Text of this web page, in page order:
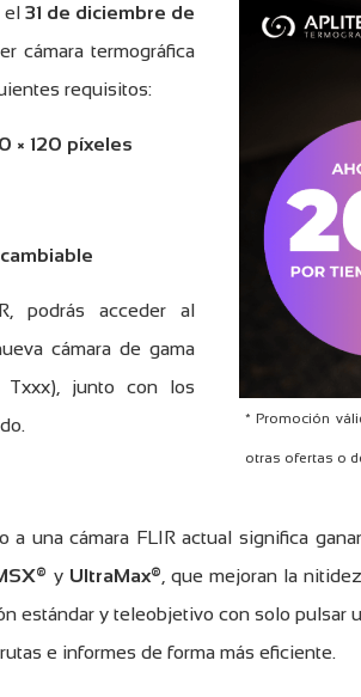
el 31 de diciembre de
cámara termográfica
requisitos:
× 120 píxeles
podrás acceder al
cámara de gama
junto con los
* Promoción
otras ofertas o
a una cámara FLIR actual significa
y UltraMax® , que mejoran la
estándar y teleobjetivo con solo
e informes de forma más eficiente.